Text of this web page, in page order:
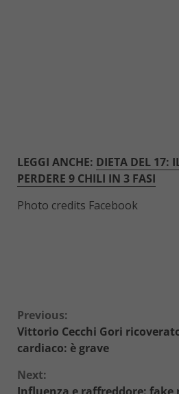
LEGGI ANCHE: DIETA DEL 17:
PERDERE 9 CHILI IN 3 FASI
Photo credits Facebook
Continue
Reading
Previous:
Vittorio Cecchi Gori
cardiaco: è grave
Next:
Influenza e raffreddore: fake